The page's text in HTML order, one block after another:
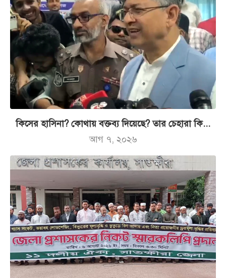
কিসের হাসিনা? কোথায় বক্তব্য দিয়েছে? তার চেহারা কি...
আগ ৭, ২০২৬